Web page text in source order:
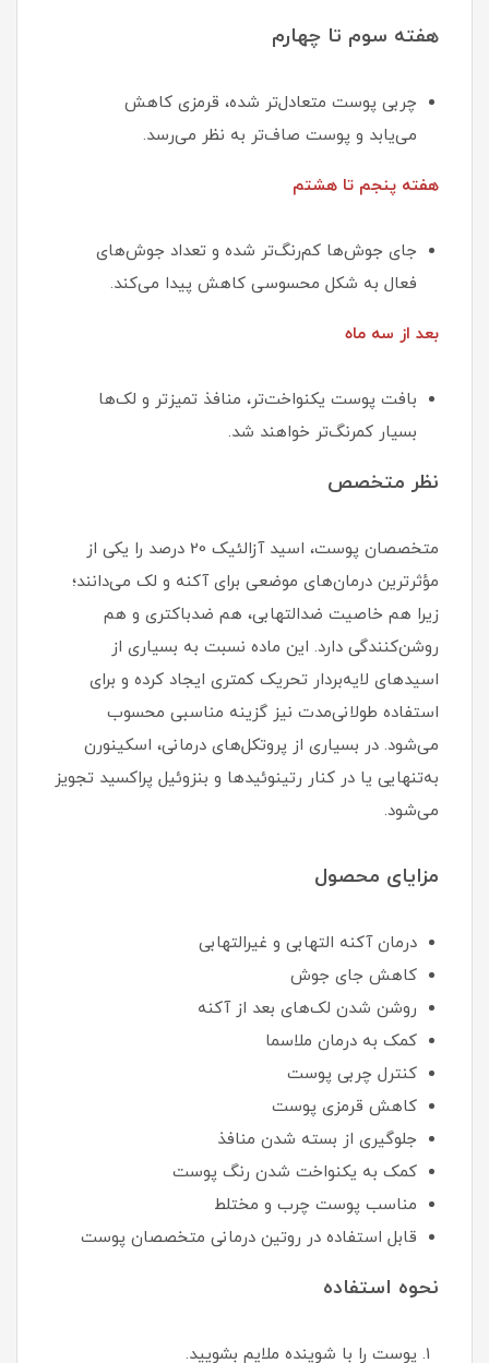
هفته سوم تا چهارم
چربی پوست متعادل‌تر شده، قرمزی کاهش
می‌یابد و پوست صاف‌تر به نظر می‌رسد.
هفته پنجم تا هشتم
جای جوش‌ها کم‌رنگ‌تر شده و تعداد جوش‌های
فعال به شکل محسوسی کاهش پیدا می‌کند.
بعد از سه ماه
بافت پوست یکنواخت‌تر، منافذ تمیزتر و لک‌ها
بسیار کمرنگ‌تر خواهند شد.
نظر متخصص
متخصصان پوست، اسید آزالئیک 20 درصد را یکی از
مؤثرترین درمان‌های موضعی برای آکنه و لک می‌دانند؛
زیرا هم خاصیت ضدالتهابی، هم ضدباکتری و هم
روشن‌کنندگی دارد. این ماده نسبت به بسیاری از
اسیدهای لایه‌بردار تحریک کمتری ایجاد کرده و برای
استفاده طولانی‌مدت نیز گزینه مناسبی محسوب
می‌شود. در بسیاری از پروتکل‌های درمانی، اسکینورن
به‌تنهایی یا در کنار رتینوئیدها و بنزوئیل پراکسید تجویز
می‌شود.
مزایای محصول
درمان آکنه التهابی و غیرالتهابی
کاهش جای جوش
روشن شدن لک‌های بعد از آکنه
کمک به درمان ملاسما
کنترل چربی پوست
کاهش قرمزی پوست
جلوگیری از بسته شدن منافذ
کمک به یکنواخت شدن رنگ پوست
مناسب پوست چرب و مختلط
قابل استفاده در روتین درمانی متخصصان پوست
نحوه استفاده
پوست را با شوینده ملایم بشویید.